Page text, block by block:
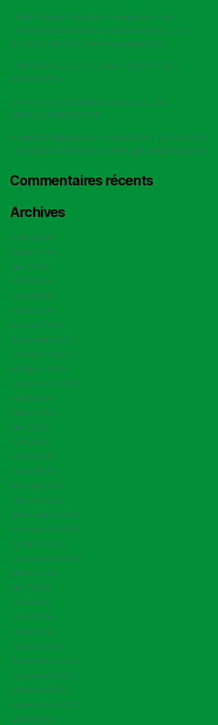
Table Ronde « Rex sur la canicule »: les
cheminot-es ont tenu le service public, à la
direction de tenir ses engagements!
L’INFO ADC SUD D.C.I ARES, ODICEO DES
AVANCÉES !!!
L’INFO ADC SUD ARES DÉRAILLE…..LA
DIRECTION PERSISTE
CONGÉS FAMILIAUX LA SNCF DOIT ACCORDER
LES MÊMES DROITS À TOUS LES CHEMINOT·ES
Commentaires récents
Archives
août 2026
juillet 2026
juin 2026
mai 2026
avril 2026
mars 2026
février 2026
décembre 2025
novembre 2025
octobre 2025
septembre 2025
août 2025
juillet 2025
juin 2025
mai 2025
avril 2025
mars 2025
février 2025
janvier 2025
décembre 2024
novembre 2024
octobre 2024
septembre 2024
juillet 2024
juin 2024
mai 2024
avril 2024
mars 2024
janvier 2024
décembre 2023
novembre 2023
octobre 2023
septembre 2023
juillet 2023